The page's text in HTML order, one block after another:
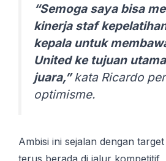
“Semoga saya bisa
kinerja staf
kepala untuk
United ke tujuan
juara,”kata Ricardo
optimisme.
Ambisi ini sejalan dengan
terus berada di jalur kompetitif,